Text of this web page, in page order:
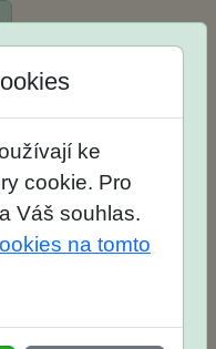
ke
cookie. Pro
Váš souhlas.
na tomto